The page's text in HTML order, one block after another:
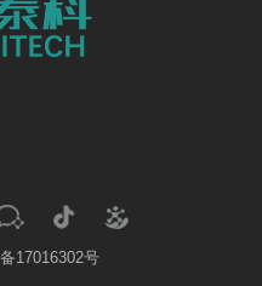
17016302号